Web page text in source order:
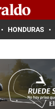
HONDURAS